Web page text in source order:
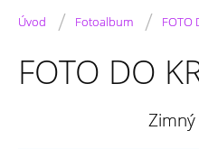
Úvod / Fotoalbum / FOTO
FOTO DO